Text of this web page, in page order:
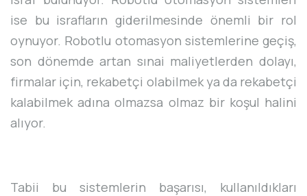
ise bu israfların giderilmesinde önemli bir rol
oynuyor. Robotlu otomasyon sistemlerine geçiş,
son dönemde artan sınai maliyetlerden dolayı,
firmalar için, rekabetçi olabilmek ya da rekabetçi
kalabilmek adına olmazsa olmaz bir koşul halini
alıyor.
Tabii bu sistemlerin başarısı, kullanıldıkları